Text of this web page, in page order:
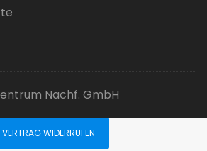
Nachf. GmbH
VERTRAG WIDERRUFEN